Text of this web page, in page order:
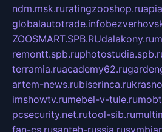
ndm.msk.ruratingzooshop.ru
globalautotrade.info
ZOOSMART.SPB.RUdalakony.ru
remontt.spb.ru
terramia.ruacademy62.ru
artem-news.rubiserinca.ru
imshowtv.rumebel-v-tule.ru
pcsecurity.net.rutool-sib.ru
fan-cs.rusanteh-russia.ru